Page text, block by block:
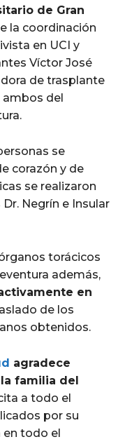
de Gran
la coordinación
en UCI y
Víctor José
de trasplante
ambos del
se
corazón y de
se realizaron
Negrín e Insular
torácicos
además,
en
de los
obtenidos.
agradece
familia del
a todo el
por su
en todo el